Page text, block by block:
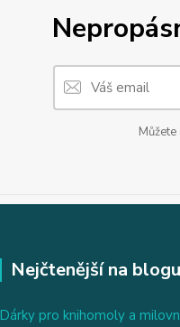
Nejčtenější na blogu
Dárky pro knihomoly a